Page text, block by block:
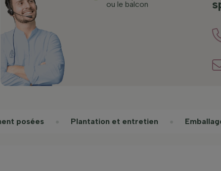
ou le balcon
posées Plantation et entretien